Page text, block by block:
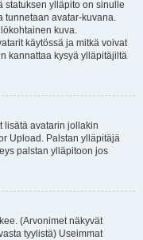
statuksen ylläpito on sinulle
tunnetaan avatar-kuvana.
kuva.
käytössä ja mitkä voivat
kannattaa kysyä ylläpitäjiltä
lisätä avatarin jollakin
Upload. Palstan ylläpitäjä
palstan ylläpitoon jos
(Arvonimet näkyvät
tyylistä) Useimmat